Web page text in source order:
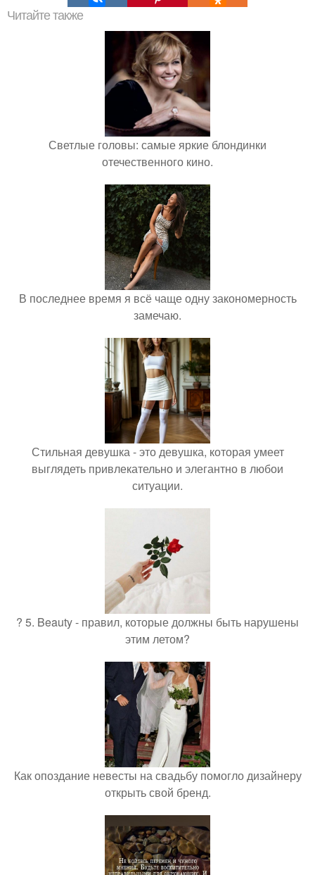
Читайте также
Светлые головы: самые яркие блондинки
отечественного кино.
В последнее время я всё чаще одну закономерность
замечаю.
Стильная девушка - это девушка, которая умеет
выглядеть привлекательно и элегантно в любои
ситуации.
? 5. Beauty - правил, которые должны быть нарушены
этим летом?
Как опоздание невесты на свадьбу помогло дизайнеру
открыть свой бренд.